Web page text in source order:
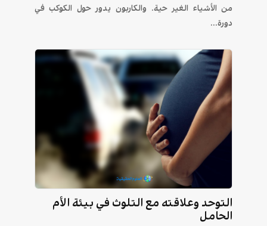
من الأشياء الغير حية. والكاربون يدور حول الكوكب في
دورة...
التوحد وعلاقته مع التلوث في بيئة الأم
الحامل